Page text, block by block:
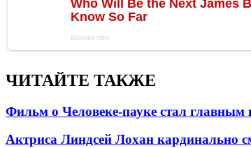
ЧИТАЙТЕ ТАКЖЕ
Фильм о Человеке-пауке стал главным
Актриса Линдсей Лохан кардинально